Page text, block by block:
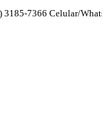
3185-7366 Celular/